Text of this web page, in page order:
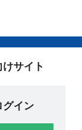
サイト
グイン